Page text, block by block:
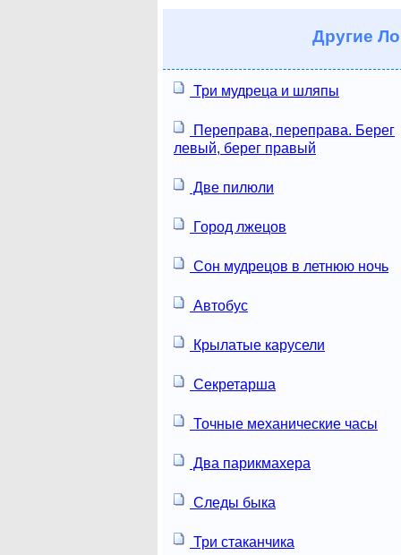
Другие
Три мудреца и шляпы
Переправа, переправа. Берег
левый, берег правый
Две пилюли
Город лжецов
Сон мудрецов в летнюю ночь
Автобус
Крылатые карусели
Секретарша
Точные механические часы
Два парикмахера
Следы быка
Три стаканчика